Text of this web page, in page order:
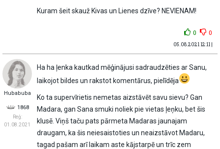
Kuram šeit skauž Kivas un Lienes dzīve? NEVIENAM!
0 0
05.08.2021 12:11 |
Hubabuba
1868
Reģ:
01.08.2021
Ha ha ļenka kautkad mēģinājusi sadraudzēties ar Sanu,
laikojot bildes un rakstot komentārus, pielīdēja
Ko ta supervīrietis nemetas aizstāvēt savu sievu? Gan
Madara, gan Sana smuki noliek pie vietas ļeņku, bet šis
klusē. Viņš taču pats pārmeta Madaras jaunajam
draugam, ka šis neiesaistoties un neaizstāvot Madaru,
tagad pašam arī laikam aste kājstarpē un trīc zem